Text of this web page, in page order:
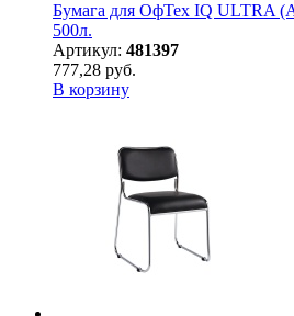
Бумага для ОфТех IQ ULTRA
500л.
Артикул: 481397
777,28 руб.
В корзину